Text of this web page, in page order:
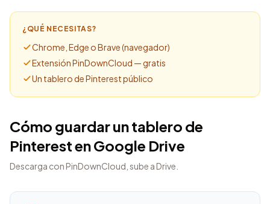
¿QUÉ NECESITAS?
Chrome, Edge o Brave (navegador)
Extensión PinDownCloud — gratis
Un tablero de Pinterest público
Cómo guardar un tablero de
Pinterest en Google Drive
Descarga con PinDownCloud, sube a Drive.